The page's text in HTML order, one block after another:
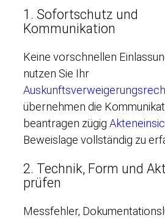
1. Sofortschutz und
Kommunikation
Keine vorschnellen
nutzen Sie Ihr
übernehmen die
beantragen zügig
Beweislage vollständig zu
2. Technik, Form und
prüfen
Messfehler,